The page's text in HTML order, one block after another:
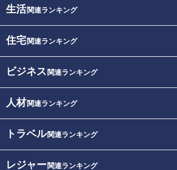
生活関連ランキング
住宅関連ランキング
ビジネス 関連ランキング
人材関連ランキング
トラベル関連ランキング
レジャー関連ランキング